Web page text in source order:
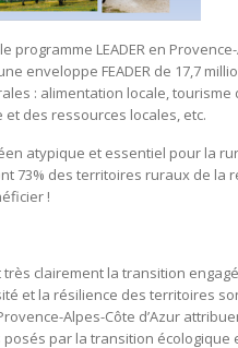
LEADER en Provence-
enveloppe FEADER de 17,7
: alimentation locale,
des ressources locales, etc.
atypique et essentiel pour la
73% des territoires ruraux de la
!
clairement la transition
et la résilience des territoires
Alpes-Côte d’Azur
par la transition écologique